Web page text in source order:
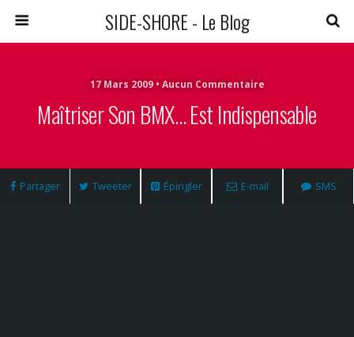
SIDE-SHORE - Le Blog
17 Mars 2009 • Aucun Commentaire
Maîtriser Son BMX… Est Indispensable
Partager Tweeter Épingler E-mail SMS